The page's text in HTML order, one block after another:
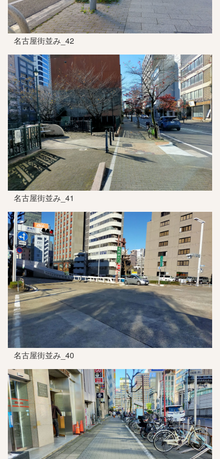
名古屋街並み_42
名古屋街並み_41
名古屋街並み_40